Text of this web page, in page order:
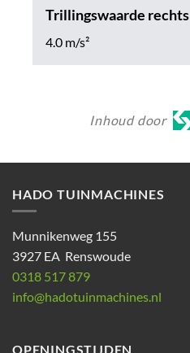
Trillingswaarde rechts
4.0 m/s²
Inhoud door
HADO TUINMACHINES
Munnikenweg 155
3927 EA Renswoude
0318 517 879
info@hadotuinmachines.nl
OPENINGSTIJDEN